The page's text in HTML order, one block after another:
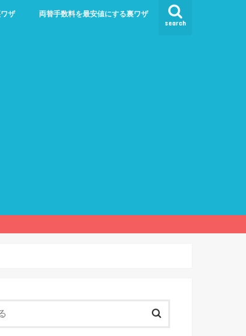
search
ザ 両替手数料を最安値にする裏ワザ